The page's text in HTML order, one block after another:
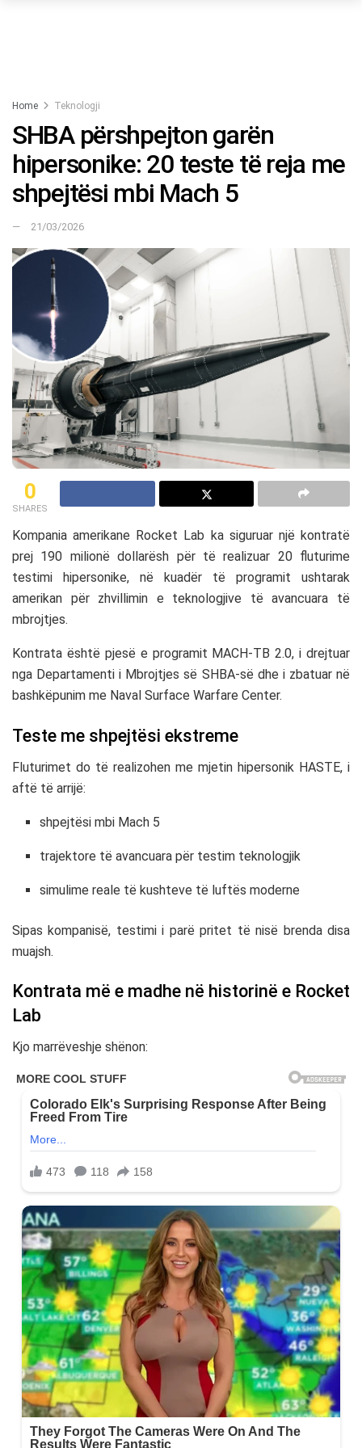
Home Teknologji
SHBA përshpejton garën
hipersonike: 20 teste të reja me
shpejtësi mbi Mach 5
21/03/2026
0
SHARES
Kompania amerikane Rocket Lab ka siguruar një kontratë
prej 190 milionë dollarësh për të realizuar 20 fluturime
testimi hipersonike, në kuadër të programit ushtarak
amerikan për zhvillimin e teknologjive të avancuara të
mbrojtjes.
Kontrata është pjesë e programit MACH-TB 2.0, i drejtuar
nga Departamenti i Mbrojtjes së SHBA-së dhe i zbatuar në
bashkëpunim me Naval Surface Warfare Center.
Teste me shpejtësi ekstreme
Fluturimet do të realizohen me mjetin hipersonik HASTE, i
aftë të arrijë:
shpejtësi mbi Mach 5
trajektore të avancuara për testim teknologjik
simulime reale të kushteve të luftës moderne
Sipas kompanisë, testimi i parë pritet të nisë brenda disa
muajsh.
Kontrata më e madhe në historinë e Rocket
Lab
Kjo marrëveshje shënon: